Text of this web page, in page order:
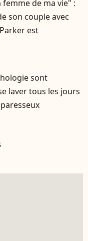
de ma vie" :
son couple avec
est
sont
laver tous les jours